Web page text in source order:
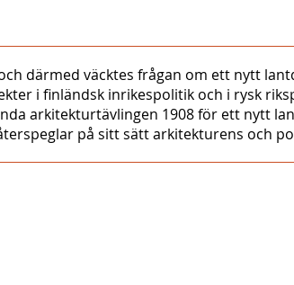
därmed väcktes frågan om ett nytt
i finländsk inrikespolitik och i rysk
arkitekturtävlingen 1908 för ett nytt
på sitt sätt arkitekturens och